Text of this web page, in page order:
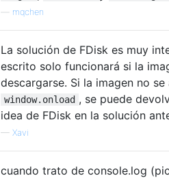
mqchen
La solución de FDisk es muy
escrito solo funcionará si la
descargarse. Si la imagen no
window.onload , se puede
idea de FDisk en la solución
— Xavi
cuando trato de console.log